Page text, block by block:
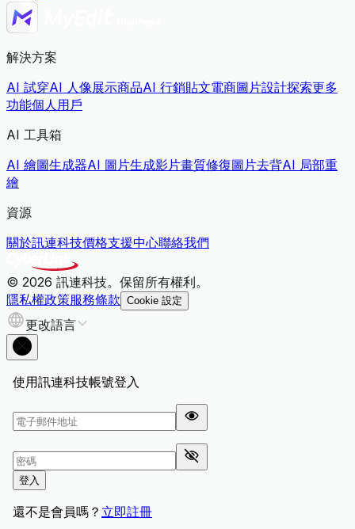
解決方案
AI 試穿AI 人像展示商品AI 行銷貼文電商圖片設計探索更多
功能個人用戶
AI 工具箱
AI 繪圖生成器AI 圖片生成影片畫質修復圖片去背AI 局部重
繪
資源
關於訊連科技價格支援中心聯絡我們
© 2026 訊連科技。保留所有權利。
隱私權政策服務條款 Cookie 設定
更改語言